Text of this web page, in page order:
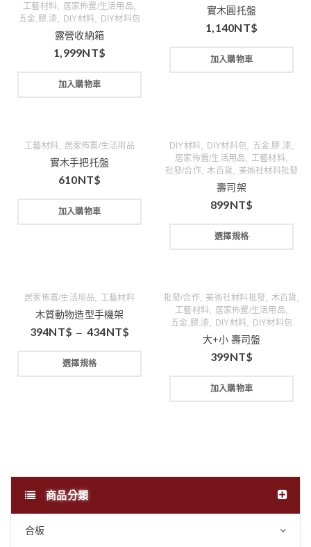
商品分類
合板
工藝材料 居家佈置/生活用品
五金.膠.漆 DIY材料 DIY材料包
露營收納箱
1,999NT$
加入購物車
實木圓托盤
1,140NT$
加入購物車
工藝材料 居家佈置/生活用品
實木手把托盤
610NT$
加入購物車
DIY材料 DIY材料包 五金.膠.漆
居家佈置/生活用品 工藝材料,
批發/合作, 木百貨 美術社材料批發
壽司架
899NT$
選擇規格
居家佈置/生活用品 工藝材料
木質動物造型手機架
394NT$ – 434NT$
選擇規格
批發/合作, 美術社材料批發 木百貨
工藝材料 居家佈置/生活用品
五金.膠.漆 DIY材料 DIY材料包
大+小 壽司盤
399NT$
加入購物車